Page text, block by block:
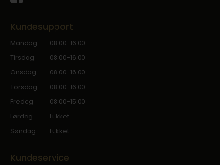
Kundesupport
Mandag
08:00-16:00
Tirsdag
08:00-16:00
Onsdag
08:00-16:00
Torsdag
08:00-16:00
Fredag
08:00-15:00
Lørdag
Lukket
Søndag
Lukket
Kundeservice